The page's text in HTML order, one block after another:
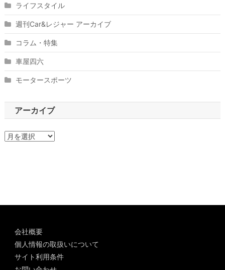
ライフスタイル
週刊Car&レジャー アーカイブ
コラム・特集
車屋四六
モータースポーツ
アーカイブ
ア
会社概要
個人情報の取扱いについて
サイト利用条件